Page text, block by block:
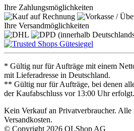
Ihre Zahlungsmöglichkeiten
Ihre Versandmöglichkeiten
* Gültig nur für Aufträge mit einem
mit Lieferadresse in Deutschland.
** Gültig nur für Aufträge, bei denen
der Kaufabschluss vor 13:00 Uhr erfolgt.
Kein Verkauf an Privatverbraucher.
Versandkosten.
© Copyright 2026 OLShop AG